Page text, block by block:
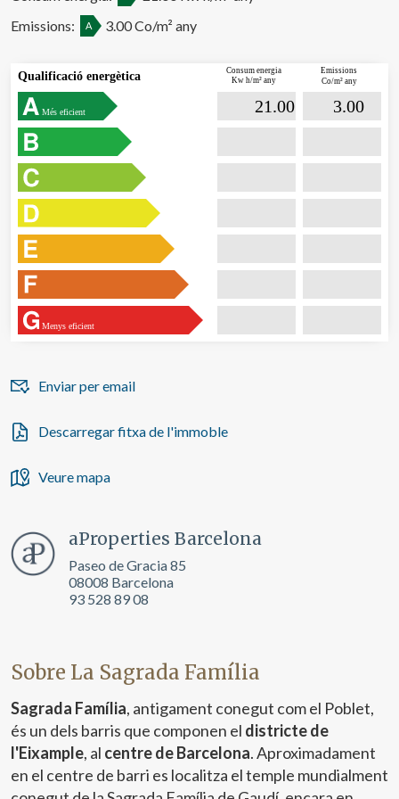
Emissions:
A 3.00 Co/m² any
Més eficient
Menys eficient
Qualificació energètica Consum energia
Kw h/m² any
Emissions
Co/m² any
21.00
Enviar per email
Descarregar fitxa de l'immoble
Veure mapa
aProperties Barcelona
Paseo de Gracia 85
08008 Barcelona
93 528 89 08
Sobre La Sagrada Família
Sagrada Família, antigament conegut com el Poblet,
és un dels barris que componen el districte de
l'Eixample, al centre de Barcelona. Aproximadament
en el centre de barri es localitza el temple mundialment